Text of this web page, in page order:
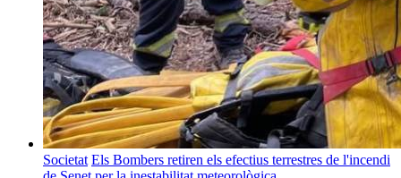
Societat Els Bombers retiren els efectius terrestres de l'incendi